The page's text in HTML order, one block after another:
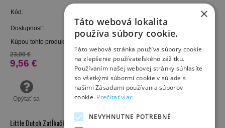
Kód:
Dostupnosť: vypredané
Kúpou tohto produktu získate
23,90 €
9,56 €
Opýtať sa
Little Dutch Zatĺkačka drevená Farma
×
Táto webová lokalita
používa súbory cookie.
Táto webová stránka používa súbory cookie
na zlepšenie používateľského zážitku.
Používaním našej webovej stránky súhlasíte
so všetkými súbormi cookie v súlade s
našimi Zásadami používania súborov
cookie. Prečítať viac
NEVYHNUTNE POTREBNÉ